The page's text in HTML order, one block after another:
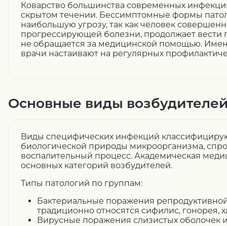
Коварство большинства современных
скрытом течении. Бессимптомные формы
наибольшую угрозу, так как человек
прогрессирующей болезни, продолжает
не обращается за медицинской помощью.
врачи настаивают на регулярных
Основные виды
Виды специфических инфекций
биологической природы микроорганизма,
воспалительный процесс. Академическая
основных категорий возбудителей.
Типы патологий по группам:
Бактериальные поражения
традиционно относятся сифилис, гонорея,
Вирусные поражения слизистых